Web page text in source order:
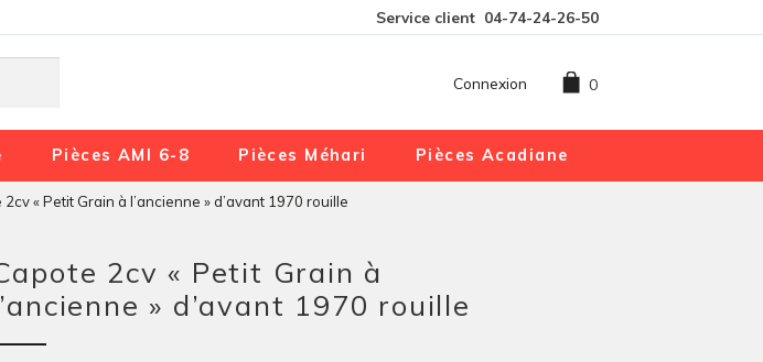
Service client 04-74-24-26-50
0
Connexion
Pièces AMI 6-8 Pièces Méhari Pièces Acadiane
2cv « Petit Grain à l’ancienne » d’avant 1970 rouille
2cv « Petit Grain à
» d’avant 1970 rouille